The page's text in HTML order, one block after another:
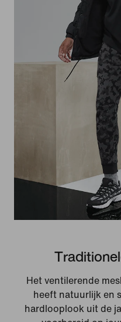
Het ventilerende
heeft natuurlijk en
hardlooplook uit de